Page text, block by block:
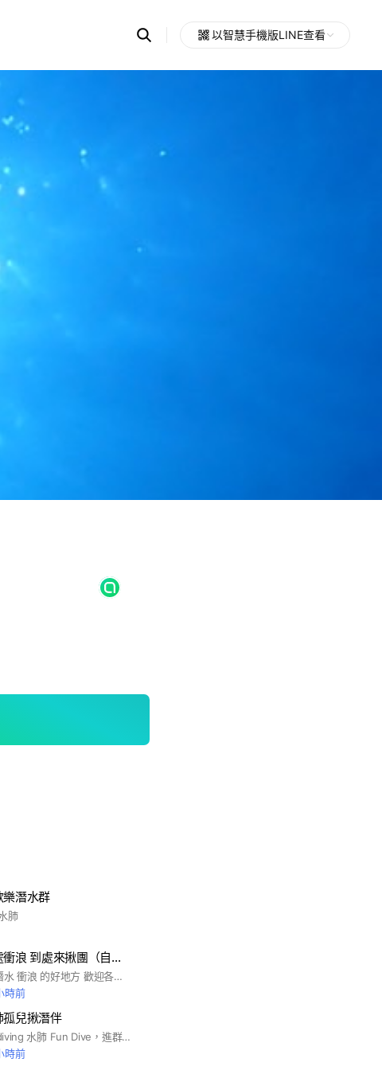
Search
OpenChats
messages
search
以智慧手機版LINE查看
樂潛水群
肺
到處潛水到處衝浪 到處來揪團（自由潛水 水肺 教練招生 買賣交易 衝浪 討論區）
全台灣最好揪潛水 衝浪 的好地方 歡迎各潛水衝浪界的前輩 無論你是 新人想學想找教練 教練想找學生 廠商想找買家 買家想找賣家 潛水想揪伴 都歡迎加入
時前
兒揪潛伴
浪滔自潛Freediving 水肺 Fun Dive，進群請改大頭照以及之後約潛名字，以便約潛好相認，以上兩樣沒更換者進群一律踢出，歡迎大家在此聊天討論自由潛水及水肺相關，分享潛點、海況、裝備、交朋友！
時前